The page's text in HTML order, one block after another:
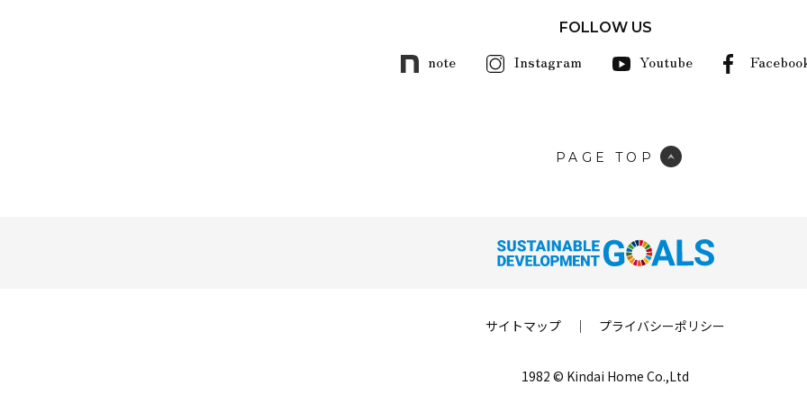
FOLLOW US
note Instagram Youtube
PAGE TOP
サイトマップ ｜ プライバシーポリシー
1982 © Kindai Home Co.,Ltd